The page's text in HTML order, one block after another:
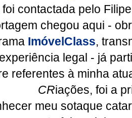
contactada pelo
chegou aqui -
ImóvelClass,
legal - já
referentes à minha
CRiações, foi a
meu sotaque